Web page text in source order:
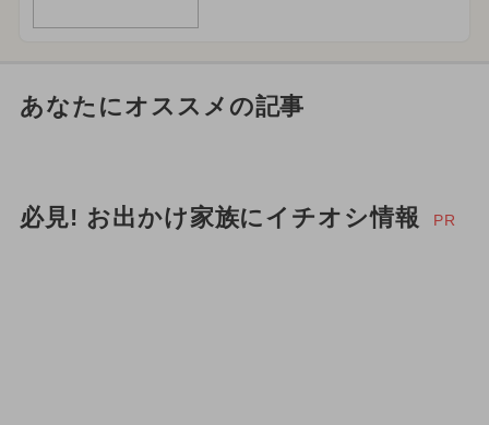
あなたにオススメの記事
必見! お出かけ家族にイチオシ情報 PR